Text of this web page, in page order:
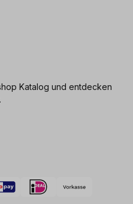
Katalog und entdecken